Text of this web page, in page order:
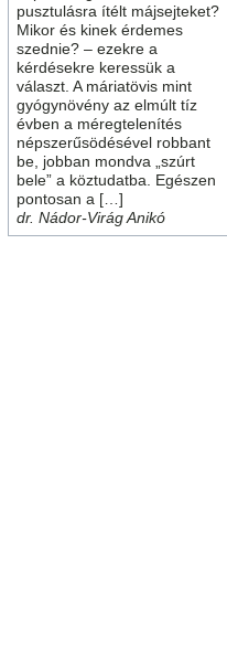
pusztulásra ítélt májsejteket?
Mikor és kinek érdemes
szednie? – ezekre a
kérdésekre keressük a
választ. A máriatövis mint
gyógynövény az elmúlt tíz
évben a méregtelenítés
népszerűsödésével robbant
be, jobban mondva „szúrt
bele” a köztudatba. Egészen
pontosan a […]
dr. Nádor-Virág Anikó